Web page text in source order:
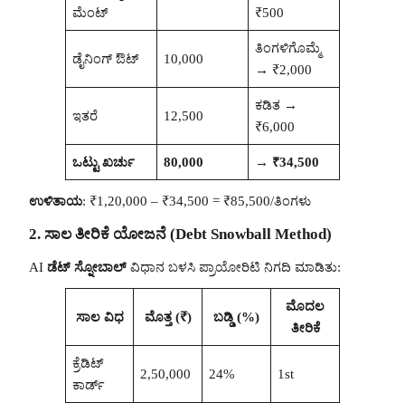
ಮೆಂಟ್
₹500
ಡೈನಿಂಗ್ ಔಟ್ 10,000
ತಿಂಗಳಿಗೊಮ್ಮೆ
→ ₹2,000
ಇತರೆ 12,500
ಕಡಿತ →
₹6,000
ಒಟ್ಟು ಖರ್ಚು 80,000 → ₹34,500
ಉಳಿತಾಯ: ₹1,20,000 – ₹34,500 = ₹85,500/ತಿಂಗಳು
2. ಸಾಲ ತೀರಿಕೆ ಯೋಜನೆ (Debt Snowball Method)
AI ಡೆಟ್ ಸ್ನೋಬಾಲ್ ವಿಧಾನ ಬಳಸಿ ಪ್ರಾಯೋರಿಟಿ ನಿಗದಿ ಮಾಡಿತು:
ಸಾಲ ವಿಧ ಮೊತ್ತ (₹) ಬಡ್ಡಿ (%)
ಮೊದಲ
ತೀರಿಕೆ
ಕ್ರೆಡಿಟ್
ಕಾರ್ಡ್
2,50,000 24% 1st